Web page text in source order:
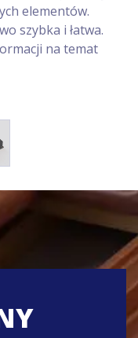
elementów.
szybka i łatwa.
na temat